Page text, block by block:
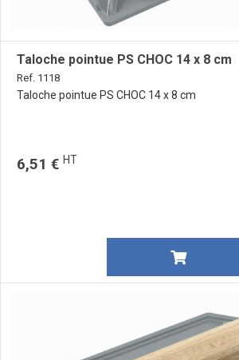
Taloche pointue PS CHOC 14 x 8 cm
Ref. 1118
Taloche pointue PS CHOC 14 x 8 cm
6,51 € HT